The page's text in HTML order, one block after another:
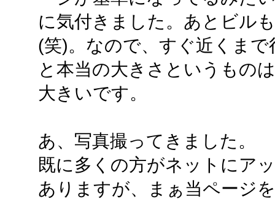
に気付きました。あとビル
(笑)。なので、すぐ近くま
と本当の大きさというもの
大きいです。
あ、写真撮ってきました。
既に多くの方がネットにア
ありますが、まぁ当ページ